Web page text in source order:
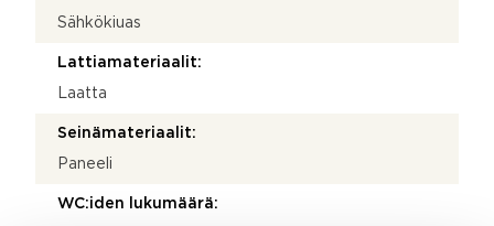
Sähkökiuas
Lattiamateriaalit:
Laatta
Seinämateriaalit:
Paneeli
WC:iden lukumäärä: